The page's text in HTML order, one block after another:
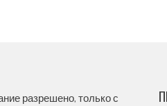
разрешено, только с